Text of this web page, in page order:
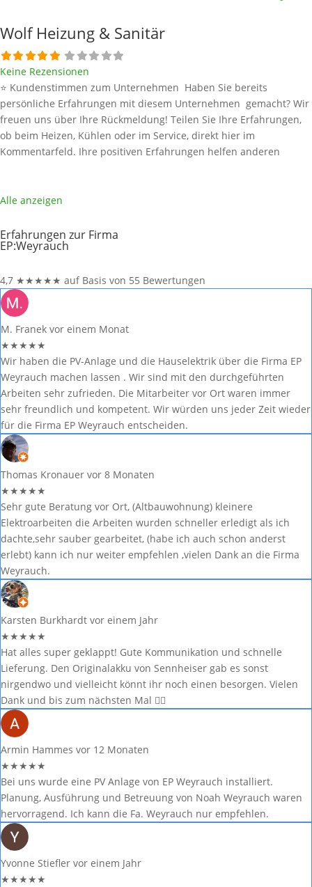
Wolf Heizung & Sanitär
Keine Rezensionen
⭐ Kundenstimmen zum Unternehmen Haben Sie bereits
persönliche Erfahrungen mit diesem Unternehmen gemacht? Wir
freuen uns über Ihre Rückmeldung! Teilen Sie Ihre Erfahrungen,
ob beim Heizen, Kühlen oder im Service, direkt hier im
Kommentarfeld. Ihre positiven Erfahrungen helfen anderen
und bleibenWeiterlesen …
Alle anzeigen
Erfahrungen zur Firma
EP:Weyrauch
4,7 ★★★★★ auf Basis von 55 Bewertungen
M. Franek vor einem Monat
★★★★★
Wir haben die PV-Anlage und die Hauselektrik über die Firma EP
Weyrauch machen lassen . Wir sind mit den durchgeführten
Arbeiten sehr zufrieden. Die Mitarbeiter vor Ort waren immer
sehr freundlich und kompetent. Wir würden uns jeder Zeit wieder
für die Firma EP Weyrauch entscheiden.
Thomas Kronauer vor 8 Monaten
★★★★★
Sehr gute Beratung vor Ort, (Altbauwohnung) kleinere
Elektroarbeiten die Arbeiten wurden schneller erledigt als ich
dachte,sehr sauber gearbeitet, (habe ich auch schon anderst
erlebt) kann ich nur weiter empfehlen ,vielen Dank an die Firma
Weyrauch.
Karsten Burkhardt vor einem Jahr
★★★★★
Hat alles super geklappt! Gute Kommunikation und schnelle
Lieferung. Den Originalakku von Sennheiser gab es sonst
nirgendwo und vielleicht könnt ihr noch einen besorgen. Vielen
Dank und bis zum nächsten Mal 🙋‍♂️
Armin Hammes vor 12 Monaten
★★★★★
Bei uns wurde eine PV Anlage von EP Weyrauch installiert.
Planung, Ausführung und Betreuung von Noah Weyrauch waren
hervorragend. Ich kann die Fa. Weyrauch nur empfehlen.
Yvonne Stiefler vor einem Jahr
★★★★★